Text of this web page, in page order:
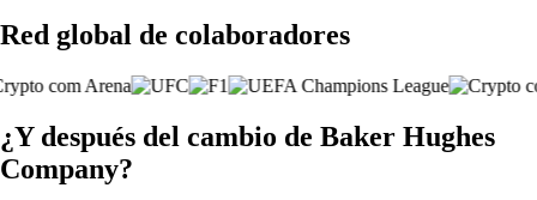
Red global de colaboradores
¿Y después del cambio de Baker Hughes
Company?